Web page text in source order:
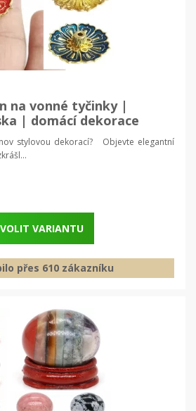
na vonné tyčinky |
| domácí dekorace
stylovou dekorací? Objevte elegantní
VARIANTU
přes 610 zákazníku